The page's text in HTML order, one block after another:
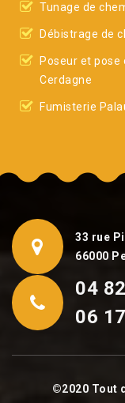
Tunage de
Débistrage de
Poseur et pose
Cerdagne
Fumisterie
33 rue
66000
04
06
©2020 Tout